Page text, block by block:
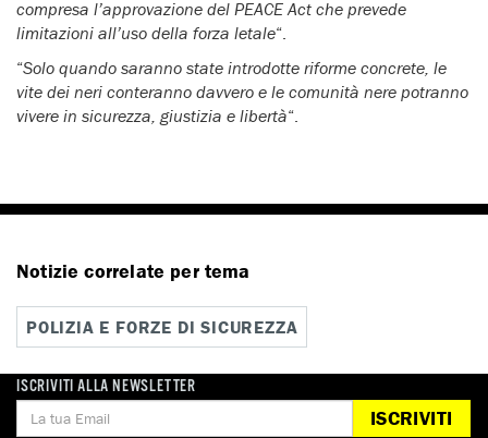
compresa l’approvazione del PEACE Act che prevede
limitazioni all’uso della forza letale“.
“Solo quando saranno state introdotte riforme concrete, le
vite dei neri conteranno davvero e le comunità nere potranno
vivere in sicurezza, giustizia e libertà“.
Notizie correlate per tema
POLIZIA E FORZE DI SICUREZZA
Notizie correlate per paese
ISCRIVITI ALLA NEWSLETTER
ISCRIVITI